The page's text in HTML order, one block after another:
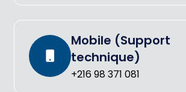
Mobile (Support
technique)
+216 98 371 081